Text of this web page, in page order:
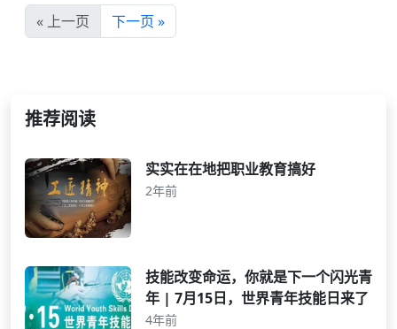
« 上一页 下一页 »
推荐阅读
实实在在地把职业教育搞好
2年前
技能改变命运，你就是下一个闪光青
年 | 7月15日，世界青年技能日来了
4年前